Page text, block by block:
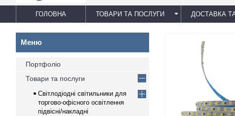
ГОЛОВНА ТОВАРИ ТА ПОСЛУГИ ДОСТАВКА
Портфоліо
Товари та послуги
Світлодіодні світильники для
торгово-офісного освітлення
підвісні/накладні